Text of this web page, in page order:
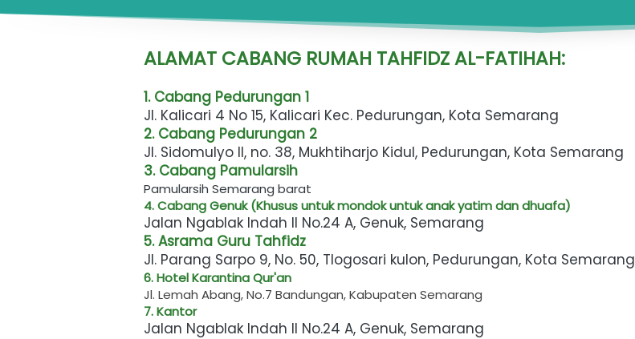
ALAMAT CABANG RUMAH TAHFIDZ AL-FATIHAH:
1. Cabang Pedurungan 1
Jl. Kalicari 4 No 15, Kalicari Kec. Pedurungan, Kota Semarang
2. Cabang Pedurungan 2
Jl. Sidomulyo II, no. 38, Mukhtiharjo Kidul, Pedurungan, Kota Semarang
3. Cabang Pamularsih
Pamularsih Semarang barat
4. Cabang Genuk (Khusus untuk mondok untuk anak yatim dan dhuafa)
Jalan Ngablak Indah II No.24 A, Genuk, Semarang
5. Asrama Guru Tahfidz
Jl. Parang Sarpo 9, No. 50, Tlogosari kulon, Pedurungan, Kota Semarang
6. Hotel Karantina Qur'an
Jl. Lemah Abang, No.7 Bandungan, Kabupaten Semarang
7. Kantor
Jalan Ngablak Indah II No.24 A, Genuk, Semarang